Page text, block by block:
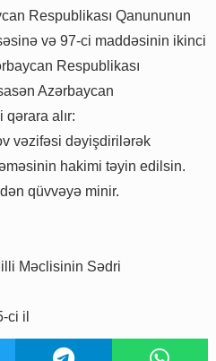
Respublikası Qanununun
və 97-ci maddəsinin ikinci
Respublikası
Azərbaycan
qərara alır:
vəzifəsi dəyişdirilərək
hakimi təyin edilsin.
qüvvəyə minir.
Məclisinin Sədri
ci il